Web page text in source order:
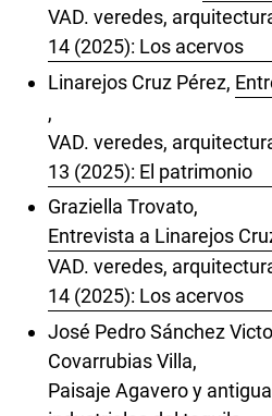
VAD. veredes,
14 (2025): Los acervos
Linarejos Cruz Pérez,
,
VAD. veredes,
13 (2025): El patrimonio
Graziella Trovato,
Entrevista a Linarejos
VAD. veredes,
14 (2025): Los acervos
José Pedro Sánchez
Covarrubias Villa,
Paisaje Agavero y